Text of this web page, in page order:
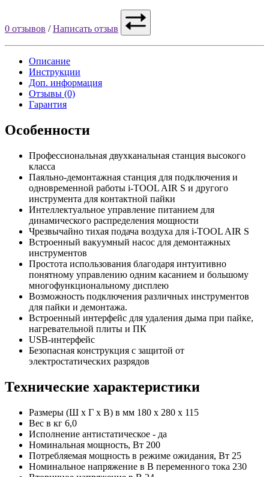
0 отзывов /Написать отзыв
Описание
Инструкции
Доп. информация
Отзывы (0)
Гарантия
Особенности
Профессиональная двухканальная станция высокого
класса
Паяльно-демонтажная станция для подключения и
одновременной работы i-TOOL AIR S и другого
инструмента для контактной пайки
Интеллектуальное управление питанием для
динамического распределения мощности
Чрезвычайно тихая подача воздуха для i-TOOL AIR S
Встроенный вакуумный насос для демонтажных
инструментов
Простота использования благодаря интуитивно
понятному управлению одним касанием и большому
многофункциональному дисплею
Возможность подключения различных инструментов
для пайки и демонтажа.
Встроенный интерфейс для удаления дыма при пайке,
нагревательной плиты и ПК
USB-интерфейс
Безопасная конструкция с защитой от
электростатических разрядов
Технические характеристики
Размеры (Ш x Г x В) в мм 180 x 280 x 115
Вес в кг 6,0
Исполнение антистатическое - да
Номинальная мощность, Вт 200
Потребляемая мощность в режиме ожидания, Вт 25
Номинальное напряжение в В переменного тока 230